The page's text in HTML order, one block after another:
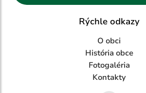
Rýchle odkazy
O obci
História obce
Fotogaléria
Kontakty